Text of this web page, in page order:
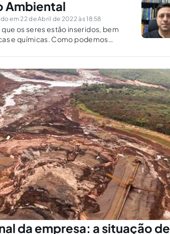
Ambiental
em 22 de Abril de 2022 às 18:58
os seres estão inseridos, bem
e químicas. Como podemos
da empresa: a situação de